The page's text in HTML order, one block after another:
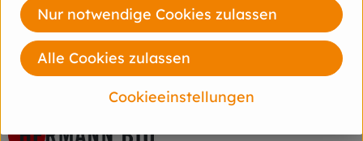
Hersteller: Hermann
EU
HERMANNCookieeinstellungen
Nur notwendige Cookies zulassen
Alle Cookies zulassen